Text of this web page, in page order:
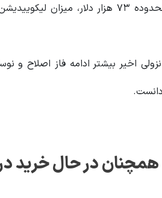
پیش از سقوط قیمت به محدوده ۷۳ هزار
اخیر بیشتر ادامه فاز اصلاح و
همچنان در حال خرید